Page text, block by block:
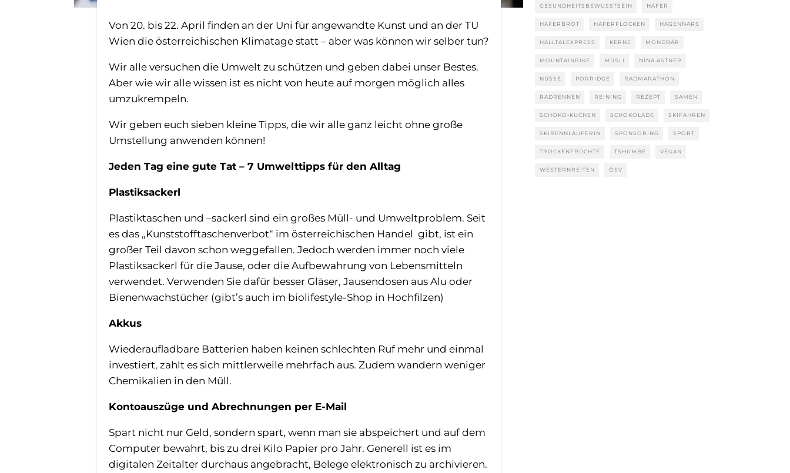
Von 20. bis 22. April finden an der Uni für angewandte Kunst und an der TU
Wien die österreichischen Klimatage statt – aber was können wir selber tun?
Wir alle versuchen die Umwelt zu schützen und geben dabei unser Bestes.
Aber wie wir alle wissen ist es nicht von heute auf morgen möglich alles
umzukrempeln.
Wir geben euch sieben kleine Tipps, die wir alle ganz leicht ohne große
Umstellung anwenden können!
Jeden Tag eine gute Tat – 7 Umwelttipps für den Alltag
Plastiksackerl
Plastiktaschen und –sackerl sind ein großes Müll- und Umweltproblem. Seit
es das „Kunststofftaschenverbot“ im österreichischen Handel gibt, ist ein
großer Teil davon schon weggefallen. Jedoch werden immer noch viele
Plastiksackerl für die Jause, oder die Aufbewahrung von Lebensmitteln
verwendet. Verwenden Sie dafür besser Gläser, Jausendosen aus Alu oder
Bienenwachstücher (gibt’s auch im biolifestyle-Shop in Hochfilzen)
Akkus
Wiederaufladbare Batterien haben keinen schlechten Ruf mehr und einmal
investiert, zahlt es sich mittlerweile mehrfach aus. Zudem wandern weniger
Chemikalien in den Müll.
Kontoauszüge und Abrechnungen per E-Mail
Spart nicht nur Geld, sondern spart, wenn man sie abspeichert und auf dem
Computer bewahrt, bis zu drei Kilo Papier pro Jahr. Generell ist es im
digitalen Zeitalter durchaus angebracht, Belege elektronisch zu archivieren.
GESUNDHEITSBEWUSSTSEIN HAFER
HAFERBROT HAFERFLOCKEN HAGENNARS
HALLTALEXPRESS KERNE MONDBÄR
MOUNTAINBIKE MÜSLI NINA ASTNER
NÜSSE PORRIDGE RADMARATHON
RADRENNEN REINING REZEPT SAMEN
SCHOKO-KUCHEN SCHOKOLADE SKIFAHREN
SKIRENNLÄUFERIN SPONSORING SPORT
TROCKENFRÜCHTE TSHUMBE VEGAN
WESTERNREITEN ÖSV